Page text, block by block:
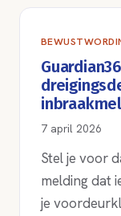
7 april 2026
Stel je voor
melding dat
je